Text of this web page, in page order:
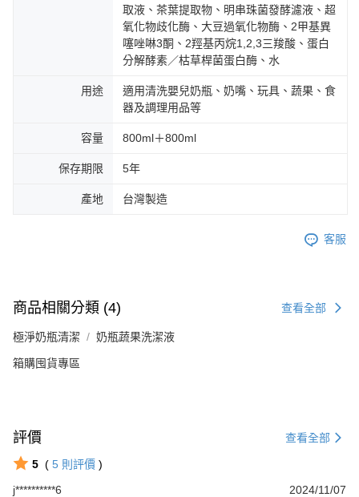
取液、茶葉提取物、明串珠菌發酵濾液、超
氧化物歧化酶、大豆過氧化物酶、2甲基異
噻唑啉3酮、2羥基丙烷1,2,3三羧酸、蛋白
分解酵素／枯草桿菌蛋白酶、水
用途
適用清洗嬰兒奶瓶、奶嘴、玩具、蔬果、食
器及調理用品等
容量 800ml＋800ml
保存期限 5年
產地 台灣製造
客服
商品相關分類 (4) 查看全部
極淨奶瓶清潔 奶瓶蔬果洗潔液
箱購囤貨專區
評價 查看全部
5 ( 5 則評價 )
j**********6
2024/11/07